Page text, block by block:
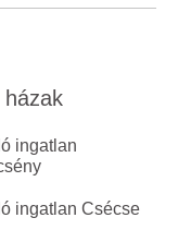
házak
ingatlan
ingatlan Csécse